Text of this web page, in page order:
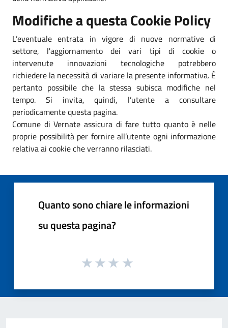
Modifiche a questa Cookie Policy
L’eventuale entrata in vigore di nuove normative di
settore, l'aggiornamento dei vari tipi di cookie o
intervenute innovazioni tecnologiche potrebbero
richiedere la necessità di variare la presente informativa. È
pertanto possibile che la stessa subisca modifiche nel
tempo. Si invita, quindi, l’utente a consultare
periodicamente questa pagina.
Comune di Vernate assicura di fare tutto quanto è nelle
proprie possibilità per fornire all’utente ogni informazione
relativa ai cookie che verranno rilasciati.
Quanto sono chiare le informazioni
su questa pagina?